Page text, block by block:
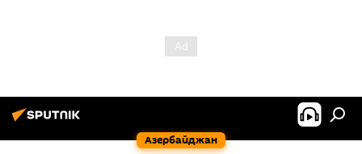
Азербайджан